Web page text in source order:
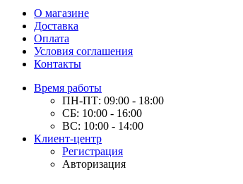
О магазине
Доставка
Оплата
Условия соглашения
Контакты
Время работы
ПН-ПТ: 09:00 - 18:00
СБ: 10:00 - 16:00
ВС: 10:00 - 14:00
Клиент-центр
Регистрация
Авторизация